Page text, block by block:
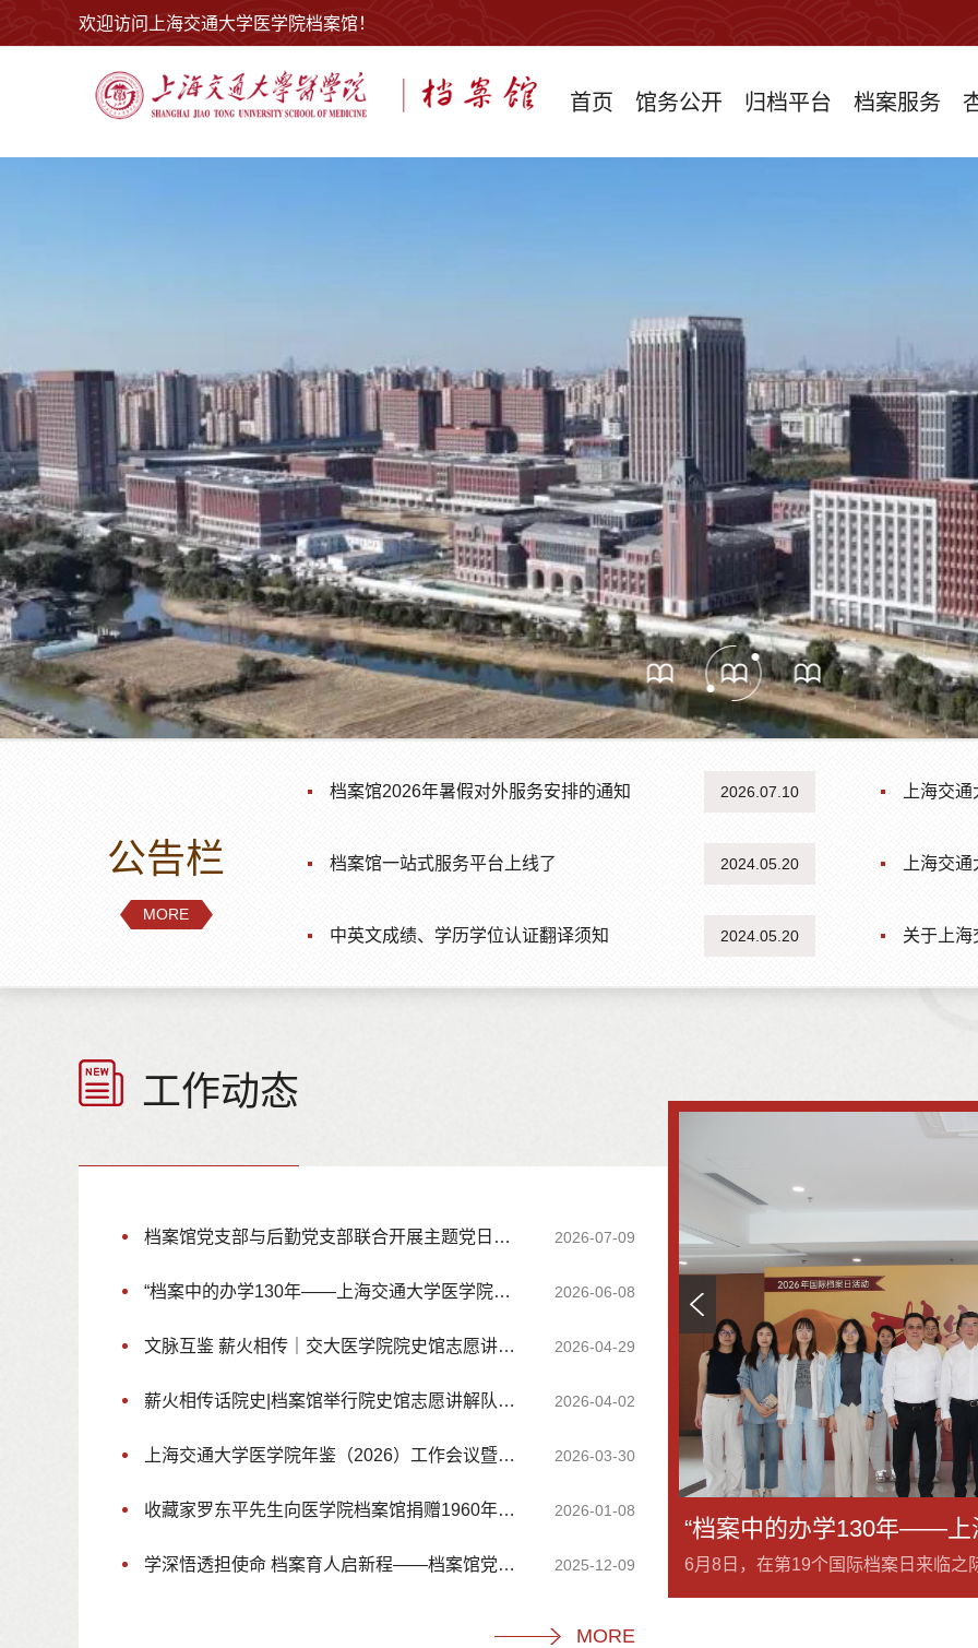
欢迎访问上海交通大学医学院档案馆！
首页 馆务公开 归档平台 档案服务
公告栏
MORE
档案馆2026年暑假对外服务安排的通知 2026.07.10 上海交通
档案馆一站式服务平台上线了 2024.05.20 上海交
中英文成绩、学历学位认证翻译须知 2024.05.20 关于上海
工作动态
档案馆党支部与后勤党支部联合开展主题党日活动 2026-07-09
“档案中的办学130年——上海交通大学医学院珍贵实物档案主题展”举行 2026-06-08
文脉互鉴 薪火相传｜交大医学院院史馆志愿讲解队师生赴上海师范大学开展交流 2026-04-29
薪火相传话院史|档案馆举行院史馆志愿讲解队培训活动 2026-04-02
上海交通大学医学院年鉴（2026）工作会议暨培训会召开 2026-03-30
收藏家罗东平先生向医学院档案馆捐赠1960年代附属医院门诊挂号收据等 2026-01-08
学深悟透担使命 档案育人启新程——档案馆党支部召开学习二十届四中全会精神专题研讨会 2025-12-09
MORE